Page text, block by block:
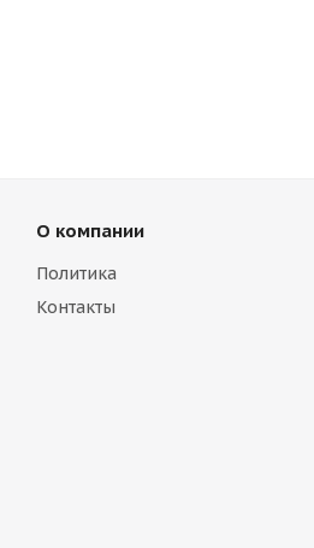
О компании
Политика
Контакты